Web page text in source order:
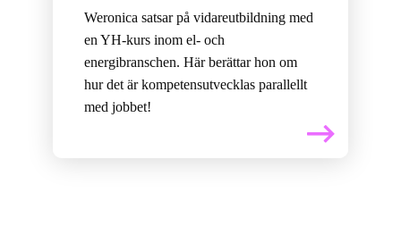
Weronica satsar på vidareutbildning med
en YH-kurs inom el- och
energibranschen. Här berättar hon om
hur det är kompetensutvecklas parallellt
med jobbet!